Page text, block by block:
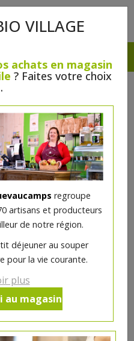
VILLAGE
achats en magasin
? Faites votre choix
regroupe
artisans et producteurs
de notre région.
déjeuner au souper
pour la vie courante.
plus
au magasin
fruits 125g
pour le moment.